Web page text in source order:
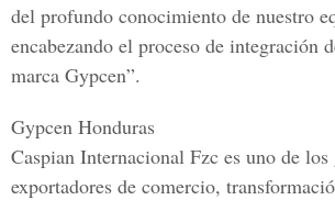
del profundo conocimiento de nuestro
encabezando el proceso de integración
marca Gypcen”.
Gypcen Honduras
Caspian Internacional Fzc es uno de los
exportadores de comercio,